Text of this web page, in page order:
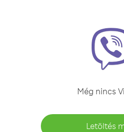
Még nincs
Letöltés